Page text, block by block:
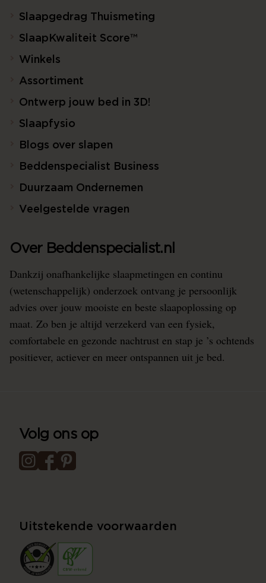
Slaapgedrag Thuismeting
SlaapKwaliteit Score™
Winkels
Assortiment
Ontwerp jouw bed in 3D!
Slaapfysio
Blogs over slapen
Beddenspecialist Business
Duurzaam Ondernemen
Veelgestelde vragen
Over Beddenspecialist.nl
Dankzij onafhankelijke slaapmetingen en continu
(wetenschappelijk) onderzoek ontvang je persoonlijk
advies over jouw mooiste en beste slaapoplossing op
maat. Zo ben je altijd verzekerd van een fysiek,
comfortabele en gezonde nachtrust en stap je ’s ochtends
positiever, actiever en meer ontspannen uit je bed.
Volg ons op
Uitstekende voorwaarden